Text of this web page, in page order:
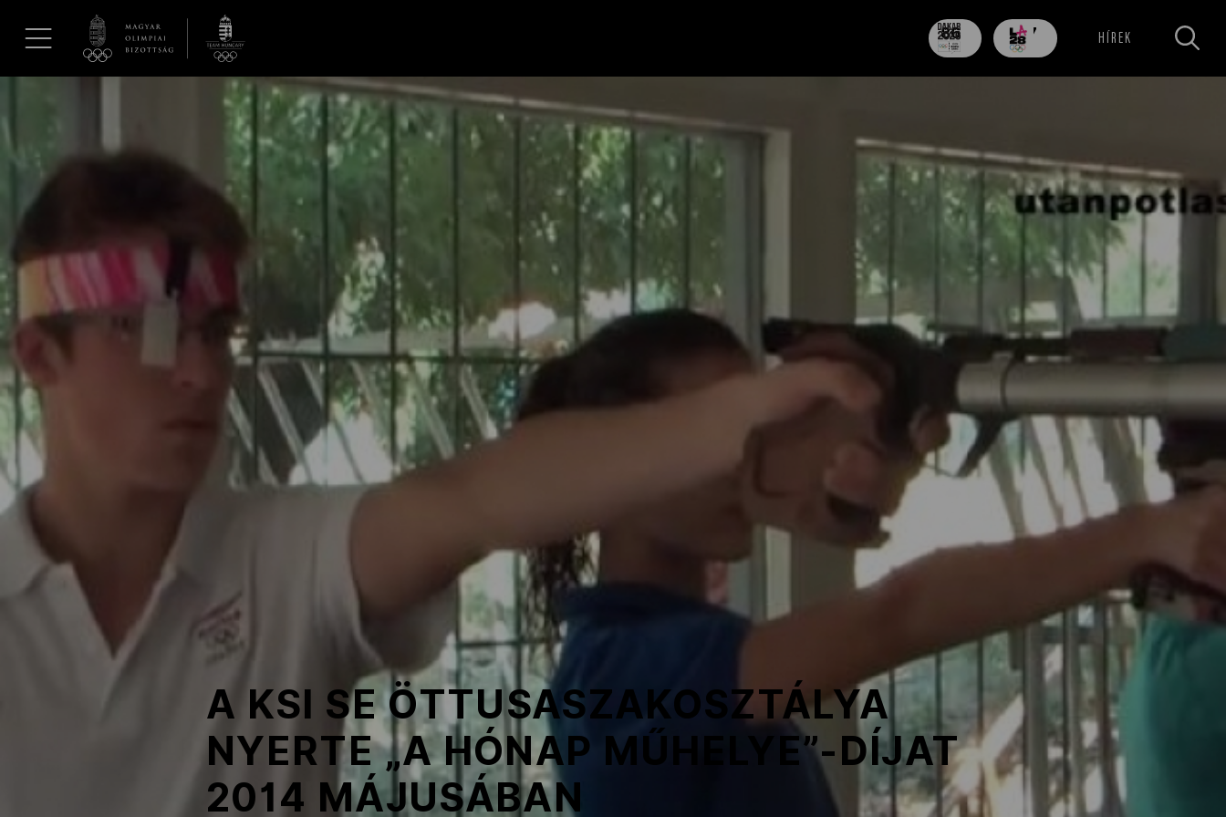
Hírek
Galéria
Dakar 2026
Los Angeles 2028
MOB
Kettőskarrier-program
NOB
Adatbank
86
nap
707
nap HÍREK
A KSI SE ÖTTUSASZAKOSZTÁLYA
NYERTE „A HÓNAP MŰHELYE”-DÍJAT
2014 MÁJUSÁBAN